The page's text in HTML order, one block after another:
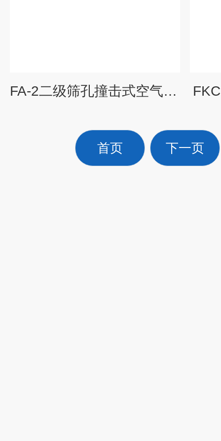
FA-2二级筛孔撞击式空气微生物采样器
首页 下一页